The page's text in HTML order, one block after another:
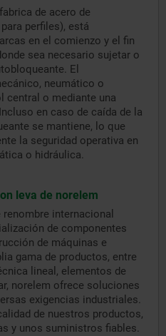
de acero de
perfiles), está
en el comienzo y el fin
sea necesario sujetar o
El
neumático o
central o mediante una
en caso de caída de la
se mantiene, lo que
la seguridad operativa en
o hidráulica.
leva de norelem
internacional
de componentes
de máquinas e
gama de productos, entre
lineal, elementos de
norelem ofrece soluciones
exigencias industriales.
de nuestros productos,
y unos suministros fiables.